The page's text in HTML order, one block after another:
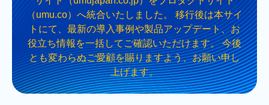
（umu.co）へ統合いたしました。 移行後は本サイ
トにて、最新の導入事例や製品アップデート、お
役立ち情報を一括してご確認いただけます。 今後
とも変わらぬご愛顧を賜りますよう、お願い申し
上げます。